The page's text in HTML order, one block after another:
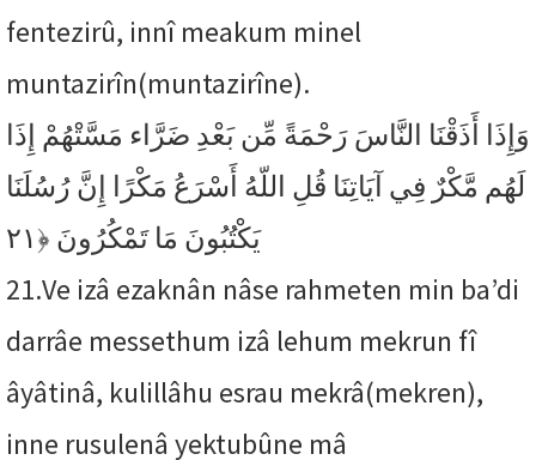
fentezirû, innî meakum minel
muntazirîn(muntazirîne).
وَإِذَا أَذَقْنَا النَّاسَ رَحْمَةً مِّن بَعْدِ ضَرَّاء مَسَّتْهُمْ إِذَا
لَهُم مَّكْرٌ فِي آيَاتِنَا قُلِ اللّهُ أَسْرَعُ مَكْرًا إِنَّ رُسُلَنَا
يَكْتُبُونَ مَا تَمْكُرُونَ ﴿٢١
21.Ve izâ ezaknân nâse rahmeten min ba’di
darrâe messethum izâ lehum mekrun fî
âyâtinâ, kulillâhu esrau mekrâ(mekren),
inne rusulenâ yektubûne mâ